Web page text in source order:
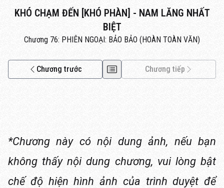
KHÓ CHẠM ĐẾN [KHÓ PHÀN] - NAM LĂNG NHẤT
BIỆT
Chương 76: PHIÊN NGOẠI: BẢO BẢO (HOÀN TOÀN VĂN)
Chương trước Chương tiếp
*Chương này có nội dung ảnh, nếu bạn
không thấy nội dung chương, vui lòng bật
chế độ hiện hình ảnh của trình duyệt để